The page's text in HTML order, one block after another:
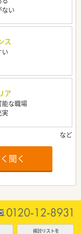
い
ス
い
ア
能な職場
実
聞く
検討リストを